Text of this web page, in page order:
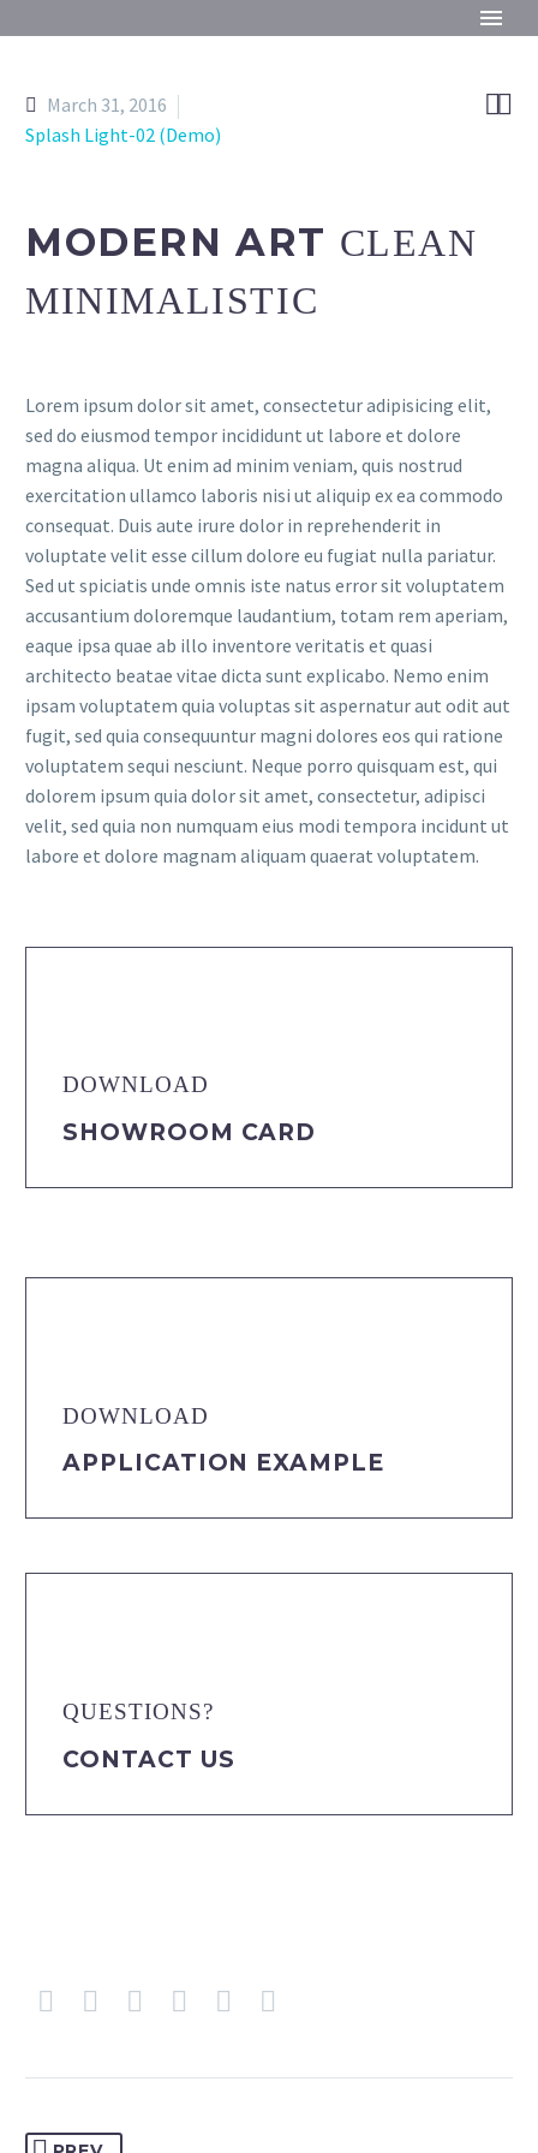

March 31, 2016
Splash Light-02 (Demo)
MODERN ART CLEAN
MINIMALISTIC
Lorem ipsum dolor sit amet, consectetur adipisicing elit,
sed do eiusmod tempor incididunt ut labore et dolore
magna aliqua. Ut enim ad minim veniam, quis nostrud
exercitation ullamco laboris nisi ut aliquip ex ea commodo
consequat. Duis aute irure dolor in reprehenderit in
voluptate velit esse cillum dolore eu fugiat nulla pariatur.
Sed ut spiciatis unde omnis iste natus error sit voluptatem
accusantium doloremque laudantium, totam rem aperiam,
eaque ipsa quae ab illo inventore veritatis et quasi
architecto beatae vitae dicta sunt explicabo. Nemo enim
ipsam voluptatem quia voluptas sit aspernatur aut odit aut
fugit, sed quia consequuntur magni dolores eos qui ratione
voluptatem sequi nesciunt. Neque porro quisquam est, qui
dolorem ipsum quia dolor sit amet, consectetur, adipisci
velit, sed quia non numquam eius modi tempora incidunt ut
labore et dolore magnam aliquam quaerat voluptatem.
DOWNLOAD
SHOWROOM CARD
DOWNLOAD
APPLICATION EXAMPLE
QUESTIONS?
CONTACT US